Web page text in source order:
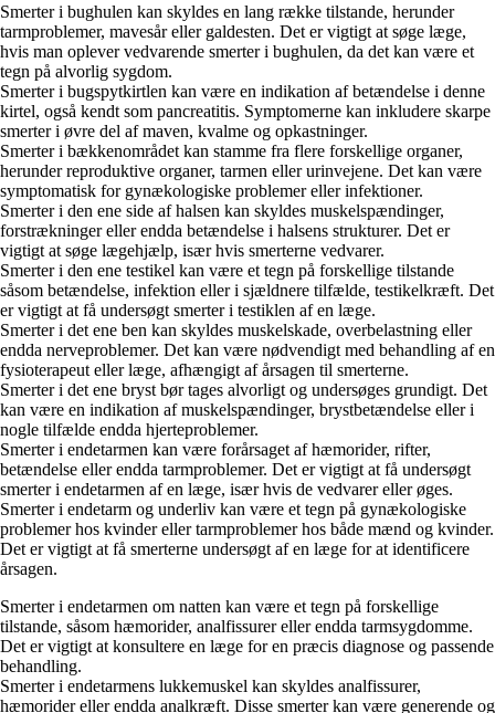
Smerter i bughulen kan skyldes en lang række tilstande, herunder
tarmproblemer, mavesår eller galdesten. Det er vigtigt at søge læge,
hvis man oplever vedvarende smerter i bughulen, da det kan være et
tegn på alvorlig sygdom.
Smerter i bugspytkirtlen kan være en indikation af betændelse i denne
kirtel, også kendt som pancreatitis. Symptomerne kan inkludere skarpe
smerter i øvre del af maven, kvalme og opkastninger.
Smerter i bækkenområdet kan stamme fra flere forskellige organer,
herunder reproduktive organer, tarmen eller urinvejene. Det kan være
symptomatisk for gynækologiske problemer eller infektioner.
Smerter i den ene side af halsen kan skyldes muskelspændinger,
forstrækninger eller endda betændelse i halsens strukturer. Det er
vigtigt at søge lægehjælp, især hvis smerterne vedvarer.
Smerter i den ene testikel kan være et tegn på forskellige tilstande
såsom betændelse, infektion eller i sjældnere tilfælde, testikelkræft. Det
er vigtigt at få undersøgt smerter i testiklen af en læge.
Smerter i det ene ben kan skyldes muskelskade, overbelastning eller
endda nerveproblemer. Det kan være nødvendigt med behandling af en
fysioterapeut eller læge, afhængigt af årsagen til smerterne.
Smerter i det ene bryst bør tages alvorligt og undersøges grundigt. Det
kan være en indikation af muskelspændinger, brystbetændelse eller i
nogle tilfælde endda hjerteproblemer.
Smerter i endetarmen kan være forårsaget af hæmorider, rifter,
betændelse eller endda tarmproblemer. Det er vigtigt at få undersøgt
smerter i endetarmen af en læge, især hvis de vedvarer eller øges.
Smerter i endetarm og underliv kan være et tegn på gynækologiske
problemer hos kvinder eller tarmproblemer hos både mænd og kvinder.
Det er vigtigt at få smerterne undersøgt af en læge for at identificere
årsagen.
Smerter i endetarmen om natten kan være et tegn på forskellige
tilstande, såsom hæmorider, analfissurer eller endda tarmsygdomme.
Det er vigtigt at konsultere en læge for en præcis diagnose og passende
behandling.
Smerter i endetarmens lukkemuskel kan skyldes analfissurer,
hæmorider eller endda analkræft. Disse smerter kan være generende og